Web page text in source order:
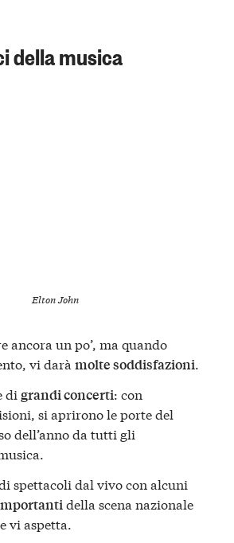
della musica
Elton John
ancora un po’, ma quando
vi daràmolte soddisfazioni.
digrandi concerti: con
si aprirono le porte del
dell’anno da tutti gli
spettacoli dal vivo con alcuni
della scena nazionale
vi aspetta.